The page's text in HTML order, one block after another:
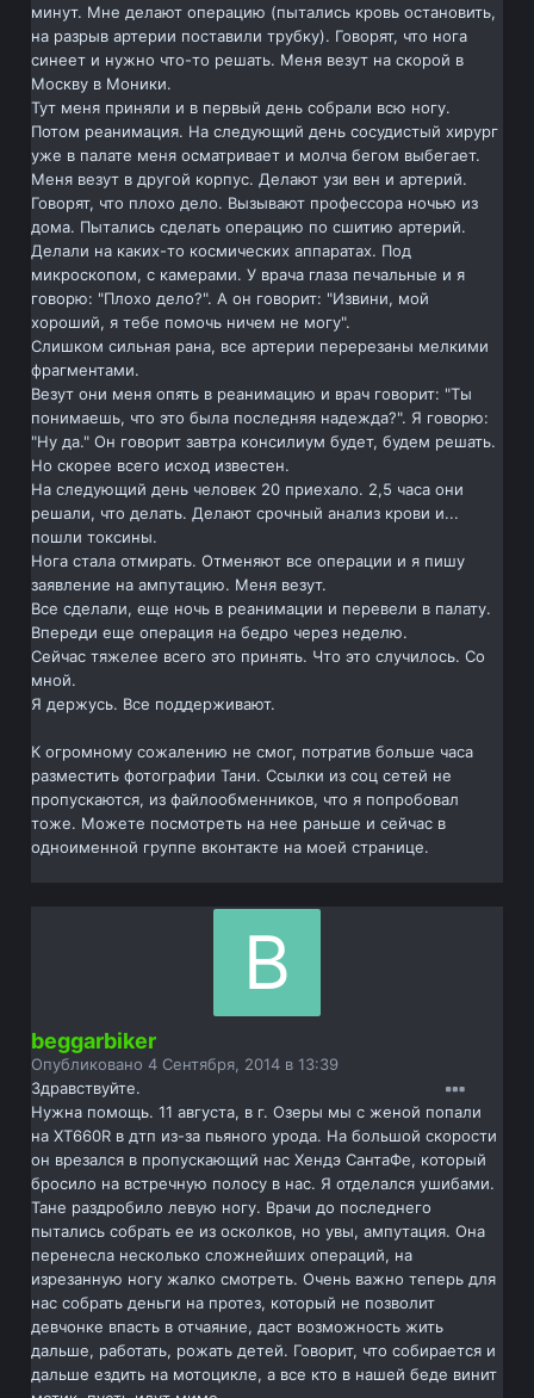
минут. Мне делают операцию (пытались кровь остановить,
на разрыв артерии поставили трубку). Говорят, что нога
синеет и нужно что-то решать. Меня везут на скорой в
Москву в Моники.
Тут меня приняли и в первый день собрали всю ногу.
Потом реанимация. На следующий день сосудистый хирург
уже в палате меня осматривает и молча бегом выбегает.
Меня везут в другой корпус. Делают узи вен и артерий.
Говорят, что плохо дело. Вызывают профессора ночью из
дома. Пытались сделать операцию по сшитию артерий.
Делали на каких-то космических аппаратах. Под
микроскопом, с камерами. У врача глаза печальные и я
говорю: "Плохо дело?". А он говорит: "Извини, мой
хороший, я тебе помочь ничем не могу".
Слишком сильная рана, все артерии перерезаны мелкими
фрагментами.
Везут они меня опять в реанимацию и врач говорит: "Ты
понимаешь, что это была последняя надежда?". Я говорю:
"Ну да." Он говорит завтра консилиум будет, будем решать.
Но скорее всего исход известен.
На следующий день человек 20 приехало. 2,5 часа они
решали, что делать. Делают срочный анализ крови и...
пошли токсины.
Нога стала отмирать. Отменяют все операции и я пишу
заявление на ампутацию. Меня везут.
Все сделали, еще ночь в реанимации и перевели в палату.
Впереди еще операция на бедро через неделю.
Сейчас тяжелее всего это принять. Что это случилось. Со
мной.
Я держусь. Все поддерживают.
К огромному сожалению не смог, потратив больше часа
разместить фотографии Тани. Ссылки из соц сетей не
пропускаются, из файлообменников, что я попробовал
тоже. Можете посмотреть на нее раньше и сейчас в
одноименной группе вконтакте на моей странице.
beggarbiker
Опубликовано4 Сентября, 2014 в 13:39
Здравствуйте.
Нужна помощь. 11 августа, в г. Озеры мы с женой попали
на ХТ660R в дтп из-за пьяного урода. На большой скорости
он врезался в пропускающий нас Хендэ СантаФе, который
бросило на встречную полосу в нас. Я отделался ушибами.
Тане раздробило левую ногу. Врачи до последнего
пытались собрать ее из осколков, но увы, ампутация. Она
перенесла несколько сложнейших операций, на
изрезанную ногу жалко смотреть. Очень важно теперь для
нас собрать деньги на протез, который не позволит
девчонке впасть в отчаяние, даст возможность жить
дальше, работать, рожать детей. Говорит, что собирается и
дальше ездить на мотоцикле, а все кто в нашей беде винит